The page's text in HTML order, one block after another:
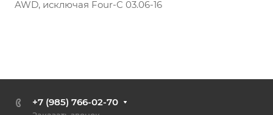
AWD, исключая Four-C 03.06-16
+7 (985) 766-02-70